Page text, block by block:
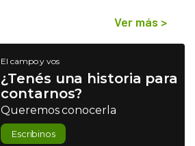
Ver más >
El campo y vos
¿Tenés una historia para
contarnos?
Queremos conocerla
Escribinos